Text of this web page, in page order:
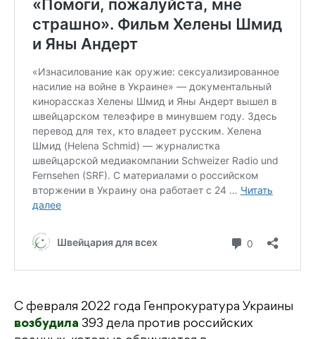
С февраля 2022 года Генпрокуратура Украины
возбудила 393 дела против российских